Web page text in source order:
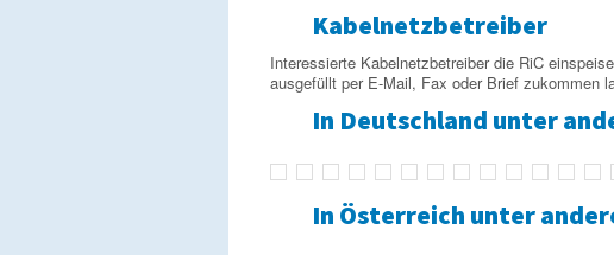
Kabelnetzbetreiber
Interessierte Kabelnetzbetreiber die RiC
ausgefüllt per E-Mail, Fax oder Brief zukommen
In Deutschland unter
In Österreich unter